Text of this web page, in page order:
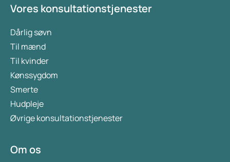
Vores konsultationstjenester
Dårlig søvn
Til mænd
Til kvinder
Kønssygdom
Smerte
Hudpleje
Øvrige konsultationstjenester
Om os